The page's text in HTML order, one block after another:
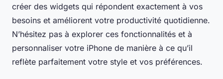
créer des widgets qui répondent exactement à vos
besoins et améliorent votre productivité quotidienne.
N’hésitez pas à explorer ces fonctionnalités et à
personnaliser votre iPhone de manière à ce qu’il
reflète parfaitement votre style et vos préférences.